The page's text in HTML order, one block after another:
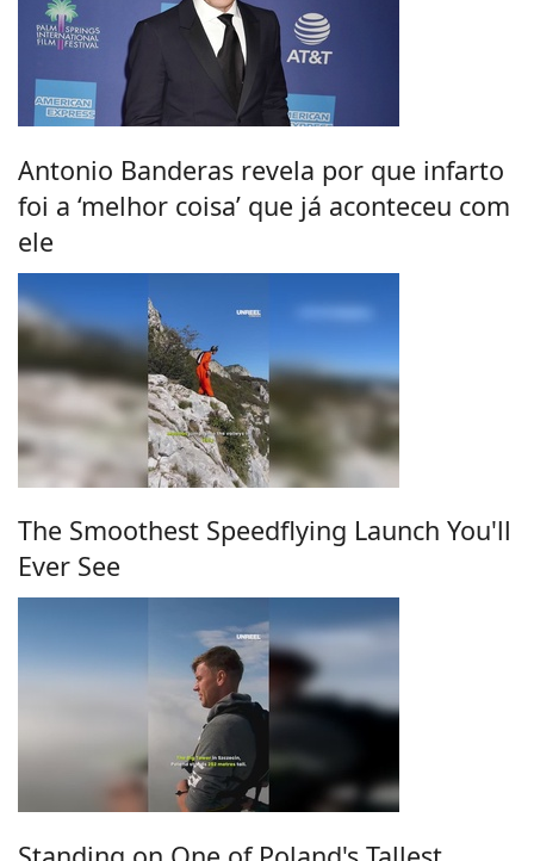
Antonio Banderas revela por que infarto
foi a ‘melhor coisa’ que já aconteceu com
ele
The Smoothest Speedflying Launch You'll
Ever See